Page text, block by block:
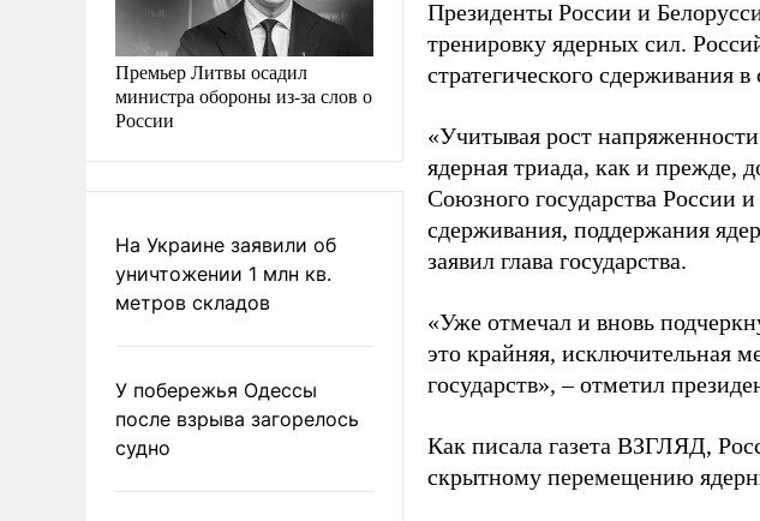
Премьер Литвы осадил
министра обороны из-за слов о
России
На Украине заявили об
уничтожении 1 млн кв.
метров складов
У побережья Одессы
после взрыва загорелось
судно
Президенты России и
тренировку ядерных сил.
стратегического сдерживания
«Учитывая рост
ядерная триада, как и прежде,
Союзного государства России
сдерживания, поддержания
заявил глава государства.
«Уже отмечал и вновь
это крайняя, исключительная
государств», – отметил
Как писала газета ВЗГЛЯД,
скрытному перемещению